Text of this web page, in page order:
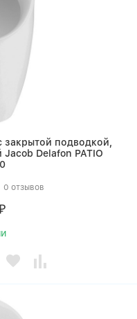
подводкой,
Delafon PATIO
0 отзывов